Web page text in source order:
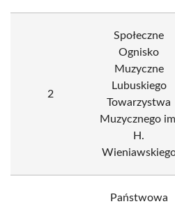
2
Społeczne
Ognisko
Muzyczne
Lubuskiego
Towarzystwa
Muzycznego
H.
Państwowa